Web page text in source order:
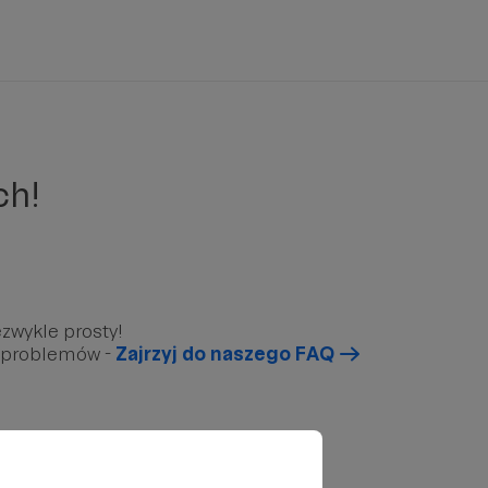
prosty!
- Zajrzyj do naszego FAQ